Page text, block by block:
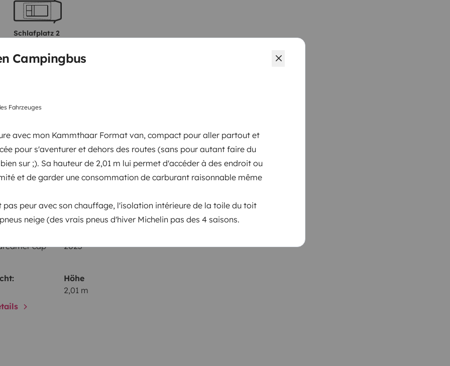
Campingbus
Fahrzeuges
avec mon Kammthaar Format van, compact pour aller partout et
pour s'aventurer et dehors des routes (sans pour autant faire du
sur ;). Sa hauteur de 2,01 m lui permet d'accéder à des endroit ou
et de garder une consommation de carburant raisonnable même
pas peur avec son chauffage, l'isolation intérieure de la toile du toit
neige (des vrais pneus d'hiver Michelin pas des 4 saisons.
Schlafplatz 2
Hochdach
120x190 cm
Putzgeräte
cap
2023
Höhe
2,01 m